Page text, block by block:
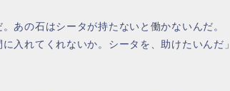
。あの石はシータが持たないと働かないんだ。
入れてくれないか。シータを、助けたいんだ」